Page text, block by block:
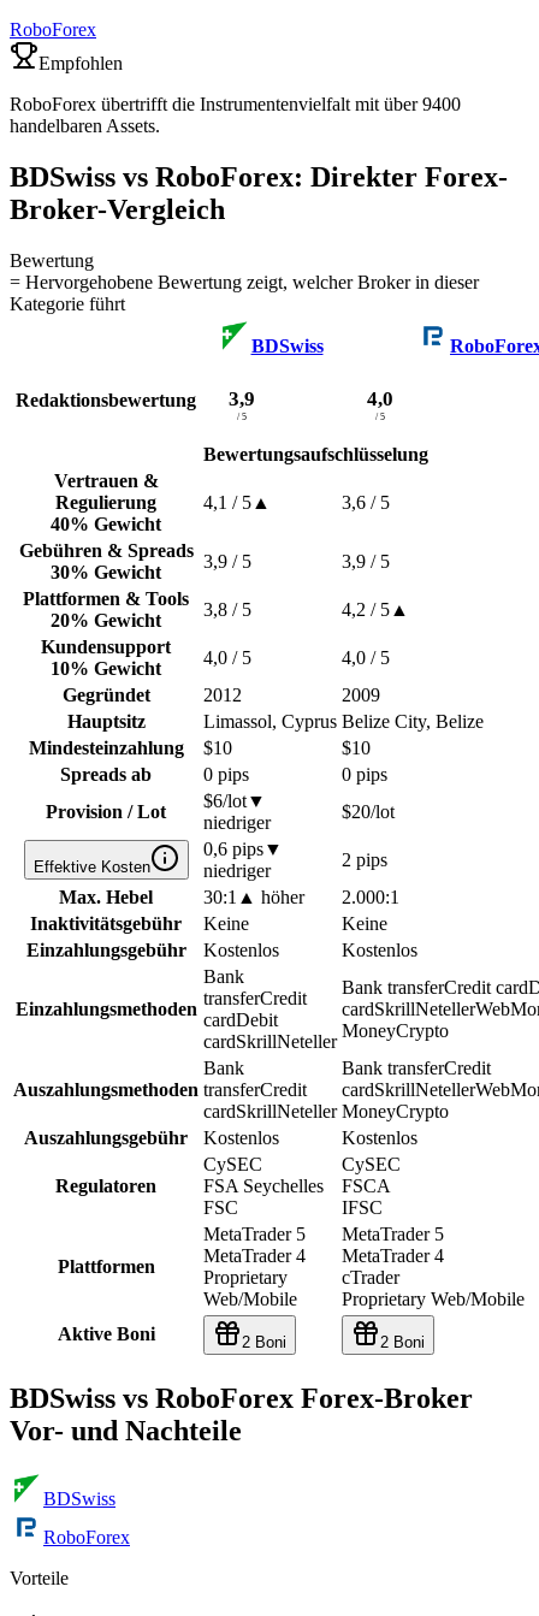
RoboForex
Empfohlen
RoboForex übertrifft die Instrumentenvielfalt mit über 9400
handelbaren Assets.
BDSwiss vs RoboForex: Direkter Forex-
Broker-Vergleich
Bewertung
= Hervorgehobene Bewertung zeigt, welcher Broker in dieser
Kategorie führt
BDSwiss
Redaktionsbewertung 3,9
/ 5
4,0
/ 5
Bewertungsaufschlüsselung
Vertrauen &
Regulierung
40% Gewicht
4,1 / 5 ▲ 3,6 / 5
Gebühren & Spreads
30% Gewicht
3,9 / 5 3,9 / 5
Plattformen & Tools
20% Gewicht
3,8 / 5 4,2 / 5 ▲
Kundensupport
10% Gewicht
4,0 / 5 4,0 / 5
Gegründet
2012
2009
Hauptsitz
Limassol, Cyprus Belize City, Belize
Mindesteinzahlung
$10
$10
Spreads ab
0 pips
0 pips
Provision / Lot
$6/lot▼
niedriger
$20/lot
Effektive Kosten
0,6 pips▼
niedriger
2 pips
Max. Hebel
30:1 ▲ höher
2.000:1
Inaktivitätsgebühr
Keine
Keine
Einzahlungsgebühr
Kostenlos Kostenlos
Einzahlungsmethoden
Bank
transferCredit
cardDebit
cardSkrillNeteller
Bank transferCredit card
cardSkrillNeteller
MoneyCrypto
Auszahlungsmethoden
Bank
transferCredit
cardSkrillNeteller
Bank transferCredit
cardSkrillNeteller
MoneyCrypto
Auszahlungsgebühr
Kostenlos Kostenlos
Regulatoren
CySEC
FSA Seychelles
FSC
CySEC
FSCA
IFSC
Plattformen
MetaTrader 5
MetaTrader 4
Proprietary
Web/Mobile
MetaTrader 5
MetaTrader 4
cTrader
Proprietary Web/Mobile
Aktive Boni
2 Boni 2 Boni
BDSwiss vs RoboForex Forex-Broker
Vor- und Nachteile
BDSwiss
RoboForex
Vorteile